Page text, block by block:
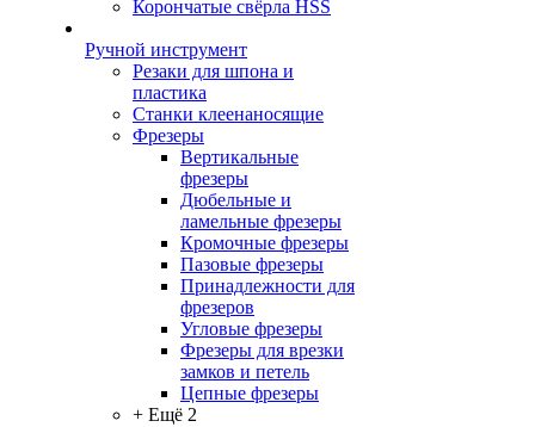
Корончатые свёрла HSS
Ручной инструмент
Резаки для шпона и
пластика
Станки клеенаносящие
Фрезеры
Вертикальные
фрезеры
Дюбельные и
ламельные фрезеры
Кромочные фрезеры
Пазовые фрезеры
Принадлежности для
фрезеров
Угловые фрезеры
Фрезеры для врезки
замков и петель
Цепные фрезеры
+ Ещё 2